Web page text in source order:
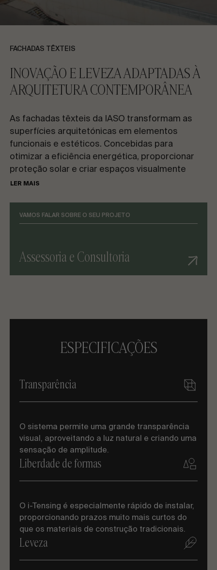
CONTACTE-NOS
Solicite informações
PT ES EN FR
FACHADAS TÊXTEIS
INOVAÇÃO E LEVEZA ADAPTADAS À
ARQUITETURA CONTEMPORÂNEA
As fachadas têxteis da IASO transformam as
superfícies arquitetónicas em elementos
funcionais e estéticos. Concebidas para
otimizar a eficiência energética, proporcionar
proteção solar e criar espaços visualmente
impactantes, estas soluções oferecem uma
diferentes escalas, as fachadas têxteis são a
LER MAIS
VAMOS FALAR SOBRE O SEU PROJETO
Assessoria e Consultoria
ESPECIFICAÇÕES
Transparência
O sistema permite uma grande transparência
visual, aproveitando a luz natural e criando uma
sensação de amplitude.
Liberdade de formas
O i-Tensing é especialmente rápido de instalar,
proporcionando prazos muito mais curtos do
que os materiais de construção tradicionais.
Leveza